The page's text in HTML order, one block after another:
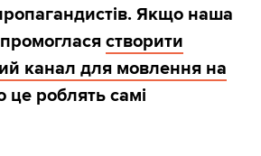
Якщо наша
створити
канал для мовлення на
це роблять самі